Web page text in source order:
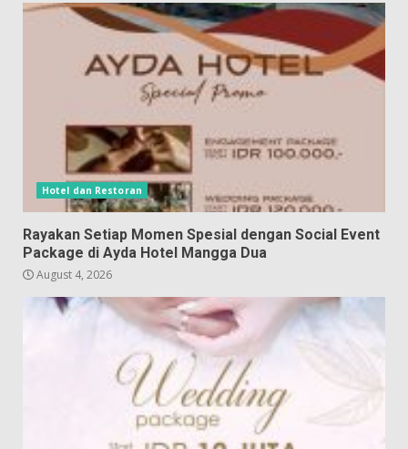
Hotel dan Restoran
Rayakan Setiap Momen Spesial dengan Social Event
Package di Ayda Hotel Mangga Dua
August 4, 2026